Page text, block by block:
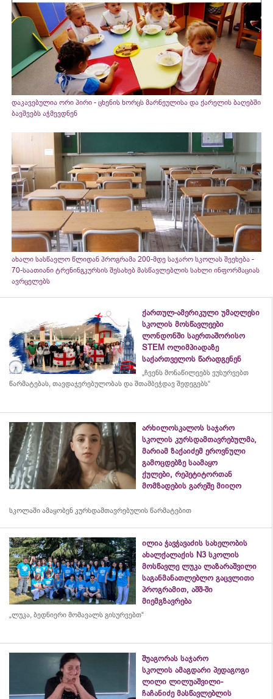
დაკავებულია ორი პირი - ცხენის ხორცს მარნეულისა და ქარელის ბაღებში
ბავშვებს აჭმევდნენ
ახალი სასწავლო წლიდან პროგრამა 200-მდე საჯარო სკოლას შეეხება -
70-საათიანი ტრენინგკურსის შესახებ მასწავლებლის სახლი ინფორმაციას
ავრცელებს
ქართულ-ამერიკული უმაღლესი
სკოლის მოსწავლეები
ლონდონში საერთაშორისო
STEM ოლიმპიადაზე
საქართველოს წარადგენენ
„ჩვენს მონაწილეებს ვუსურვებთ
წარმატებას, თავდაჯერებულობას და შთამბეჭდავ შედეგებს“
არხილოსკალოს საჯარო
სკოლის კურსდამთავრებულმა,
მარიამ ზაქაიძემ ეროვნული
გამოცდებზე საამაყო
ქულები, რეპეტიტორთან
მომზადების გარეშე მიიღო
სკოლაში ამაყობენ კურსდამთავრებულის წარმატებით
ილია ჭავჭავაძის სახელობის
ახალქალაქის N3 სკოლის
მოსწავლე ლუკა ლაზარაშვილი
საგანმანათლებლო გაცვლითი
პროგრამით, აშშ-ში
მიემგზავრება
„ლუკა, ბედნიერი მომავალს გისურვებთ“
შუაგორას საჯარო
სკოლის ამაგდარი პედაგოგი
ლილი ლილუაშვილი-
ჩაჩანიძე მასწავლებლის